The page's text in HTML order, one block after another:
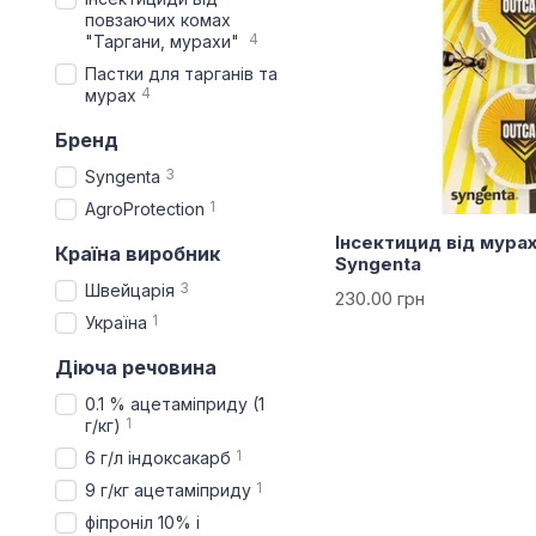
Інсектицид від
Syngenta
230.00 грн
повзаючих комах
"Таргани, мурахи"
4
Пастки для тарганів та
мурах 4
Бренд
Syngenta 3
AgroProtection 1
Країна виробник
Швейцарія 3
Україна 1
Діюча речовина
0.1 % ацетаміприду (1
г/кг) 1
6 г/л індоксакарб 1
9 г/кг ацетаміприду 1
фіпроніл 10% і